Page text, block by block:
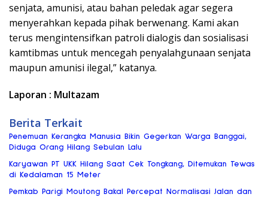
senjata, amunisi, atau bahan peledak agar segera
menyerahkan kepada pihak berwenang. Kami akan
terus mengintensifkan patroli dialogis dan sosialisasi
kamtibmas untuk mencegah penyalahgunaan senjata
maupun amunisi ilegal,” katanya.
Laporan : Multazam
Berita Terkait
Penemuan Kerangka Manusia Bikin Gegerkan Warga Banggai,
Diduga Orang Hilang Sebulan Lalu
Karyawan PT UKK Hilang Saat Cek Tongkang, Ditemukan Tewas
di Kedalaman 15 Meter
Pemkab Parigi Moutong Bakal Percepat Normalisasi Jalan dan